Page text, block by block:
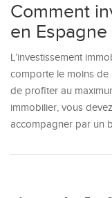
Comment
en Espagne
L’investissement
comporte le moins de
de profiter au
immobilier, vous
accompagner par un